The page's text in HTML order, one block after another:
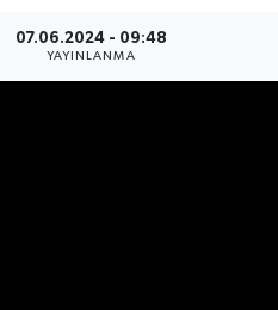
07.06.2024 - 09:48
YAYINLANMA
Haber Kuşakları